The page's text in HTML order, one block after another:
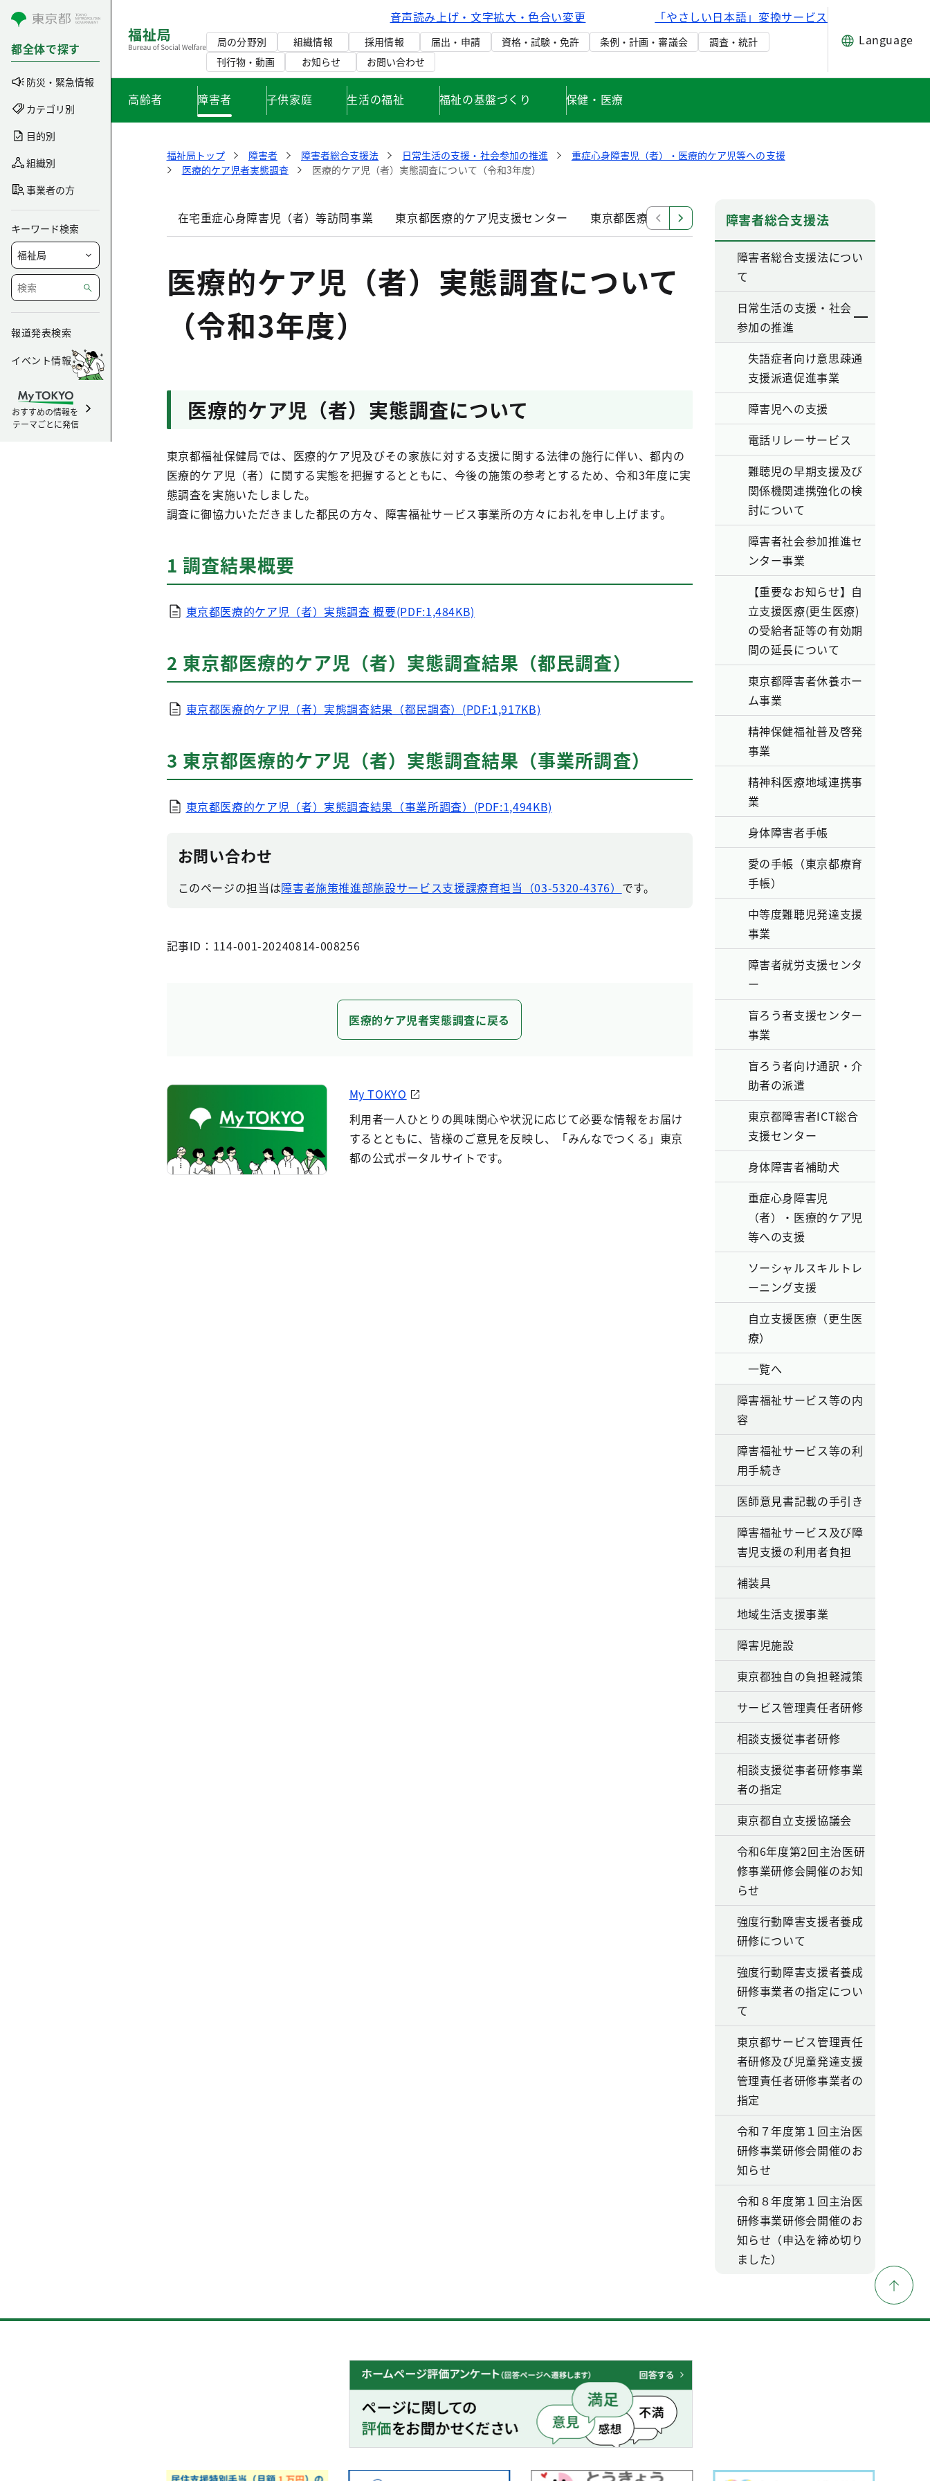
コンテンツにスキップ
都全体で探す
防災・緊急情報
カテゴリ別
目的別
組織別
事業者の方
キーワード検索
報道発表検索
イベント情報
おすすめの情報を
テーマごとに発信
音声読み上げ・文字拡大・色合い変更 「やさしい日本語」変換サービス
局の分野別 組織情報 採用情報 届出・申請 資格・試験・免許 条例・計画・審議会
調査・統計
刊行物・動画
お知らせ お問い合わせ
Language
高齢者 障害者 子供家庭 生活の福祉 福祉の基盤づくり 保健・医療
福祉局トップ 障害者 障害者総合支援法 日常生活の支援・社会参加の推進
重症心身障害児（者）・医療的ケア児等への支援
医療的ケア児者実態調査
医療的ケア児（者）実態調査について（令和3年度）
在宅重症心身障害児（者）等訪問事業 東京都医療的ケア児支援センター 東京都医療的ケア児ペアレントメンター 医療的ケア児に対応
医療的ケア児（者）実態調査について
（令和3年度）
医療的ケア児（者）実態調査について
東京都福祉保健局では、医療的ケア児及びその家族に対する支援に関する法律の施行に伴い、都内の
医療的ケア児（者）に関する実態を把握するとともに、今後の施策の参考とするため、令和3年度に実
態調査を実施いたしました。
調査に御協力いただきました都民の方々、障害福祉サービス事業所の方々にお礼を申し上げます。
1 調査結果概要
東京都医療的ケア児（者）実態調査 概要(PDF:1,484KB)
2 東京都医療的ケア児（者）実態調査結果（都民調査）
東京都医療的ケア児（者）実態調査結果（都民調査）(PDF:1,917KB)
3 東京都医療的ケア児（者）実態調査結果（事業所調査）
東京都医療的ケア児（者）実態調査結果（事業所調査）(PDF:1,494KB)
お問い合わせ
このページの担当は障害者施策推進部施設サービス支援課療育担当（03-5320-4376） です。
記事ID：114-001-20240814-008256
医療的ケア児者実態調査に戻る
My TOKYO
利用者一人ひとりの興味関心や状況に応じて必要な情報をお届け
するとともに、皆様のご意見を反映し、「みんなでつくる」東京
都の公式ポータルサイトです。
障害者総合支援法
障害者総合支援法につい
て
日常生活の支援・社会
参加の推進
失語症者向け意思疎通
支援派遣促進事業
障害児への支援
電話リレーサービス
難聴児の早期支援及び
関係機関連携強化の検
討について
障害者社会参加推進セ
ンター事業
【重要なお知らせ】自
立支援医療(更生医療)
の受給者証等の有効期
間の延長について
東京都障害者休養ホー
ム事業
精神保健福祉普及啓発
事業
精神科医療地域連携事
業
身体障害者手帳
愛の手帳（東京都療育
手帳）
中等度難聴児発達支援
事業
障害者就労支援センタ
ー
盲ろう者支援センター
事業
盲ろう者向け通訳・介
助者の派遣
東京都障害者ICT総合
支援センター
身体障害者補助犬
重症心身障害児
（者）・医療的ケア児
等への支援
ソーシャルスキルトレ
ーニング支援
自立支援医療（更生医
療）
一覧へ
障害福祉サービス等の内
容
障害福祉サービス等の利
用手続き
医師意見書記載の手引き
障害福祉サービス及び障
害児支援の利用者負担
補装具
地域生活支援事業
障害児施設
東京都独自の負担軽減策
サービス管理責任者研修
相談支援従事者研修
相談支援従事者研修事業
者の指定
東京都自立支援協議会
令和6年度第2回主治医研
修事業研修会開催のお知
らせ
強度行動障害支援者養成
研修について
強度行動障害支援者養成
研修事業者の指定につい
て
東京都サービス管理責任
者研修及び児童発達支援
管理責任者研修事業者の
指定
令和７年度第１回主治医
研修事業研修会開催のお
知らせ
令和８年度第１回主治医
研修事業研修会開催のお
知らせ（申込を締め切り
ました）